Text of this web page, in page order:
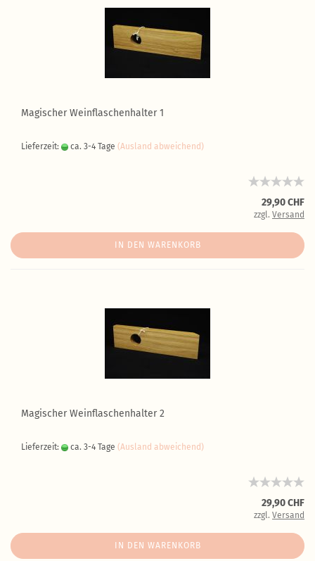
Magischer Weinflaschenhalter 1
Lieferzeit: ca. 3-4 Tage (Ausland abweichend)
29,90 CHF
zzgl. Versand
IN DEN WARENKORB
Magischer Weinflaschenhalter 2
Lieferzeit: ca. 3-4 Tage (Ausland abweichend)
29,90 CHF
zzgl. Versand
IN DEN WARENKORB